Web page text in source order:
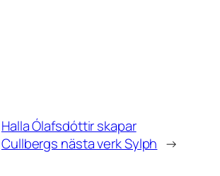
Halla Ólafsdóttir skapar
Cullbergs nästa verk Sylph →